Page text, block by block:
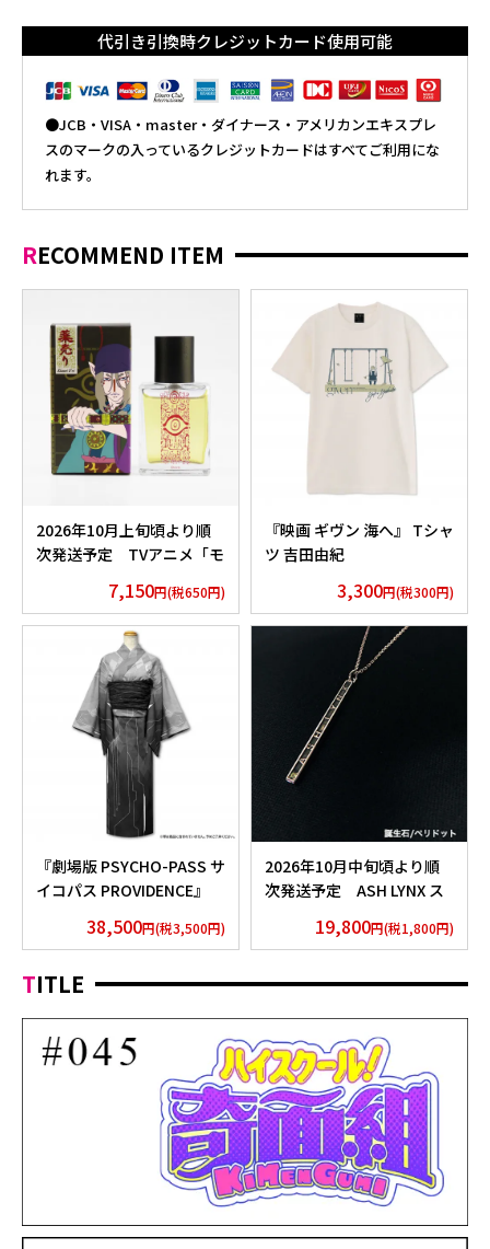
代引き引換時クレジットカード使用可能
●JCB・VISA・master・ダイナース・アメリカンエキスプレ
スのマークの入っているクレジットカードはすべてご利用にな
れます。
RECOMMEND ITEM
2026年10月上旬頃より順
次発送予定 TVアニメ「モ
7,150円(税650円)
『映画 ギヴン 海へ』 Tシャ
ツ 吉田由紀
3,300円(税300円)
『劇場版 PSYCHO-PASS サ
イコパス PROVIDENCE』
38,500円(税3,500円)
2026年10月中旬頃より順
次発送予定 ASH LYNX ス
Silver925×Peridot ver.
19,800円(税1,800円)
TITLE